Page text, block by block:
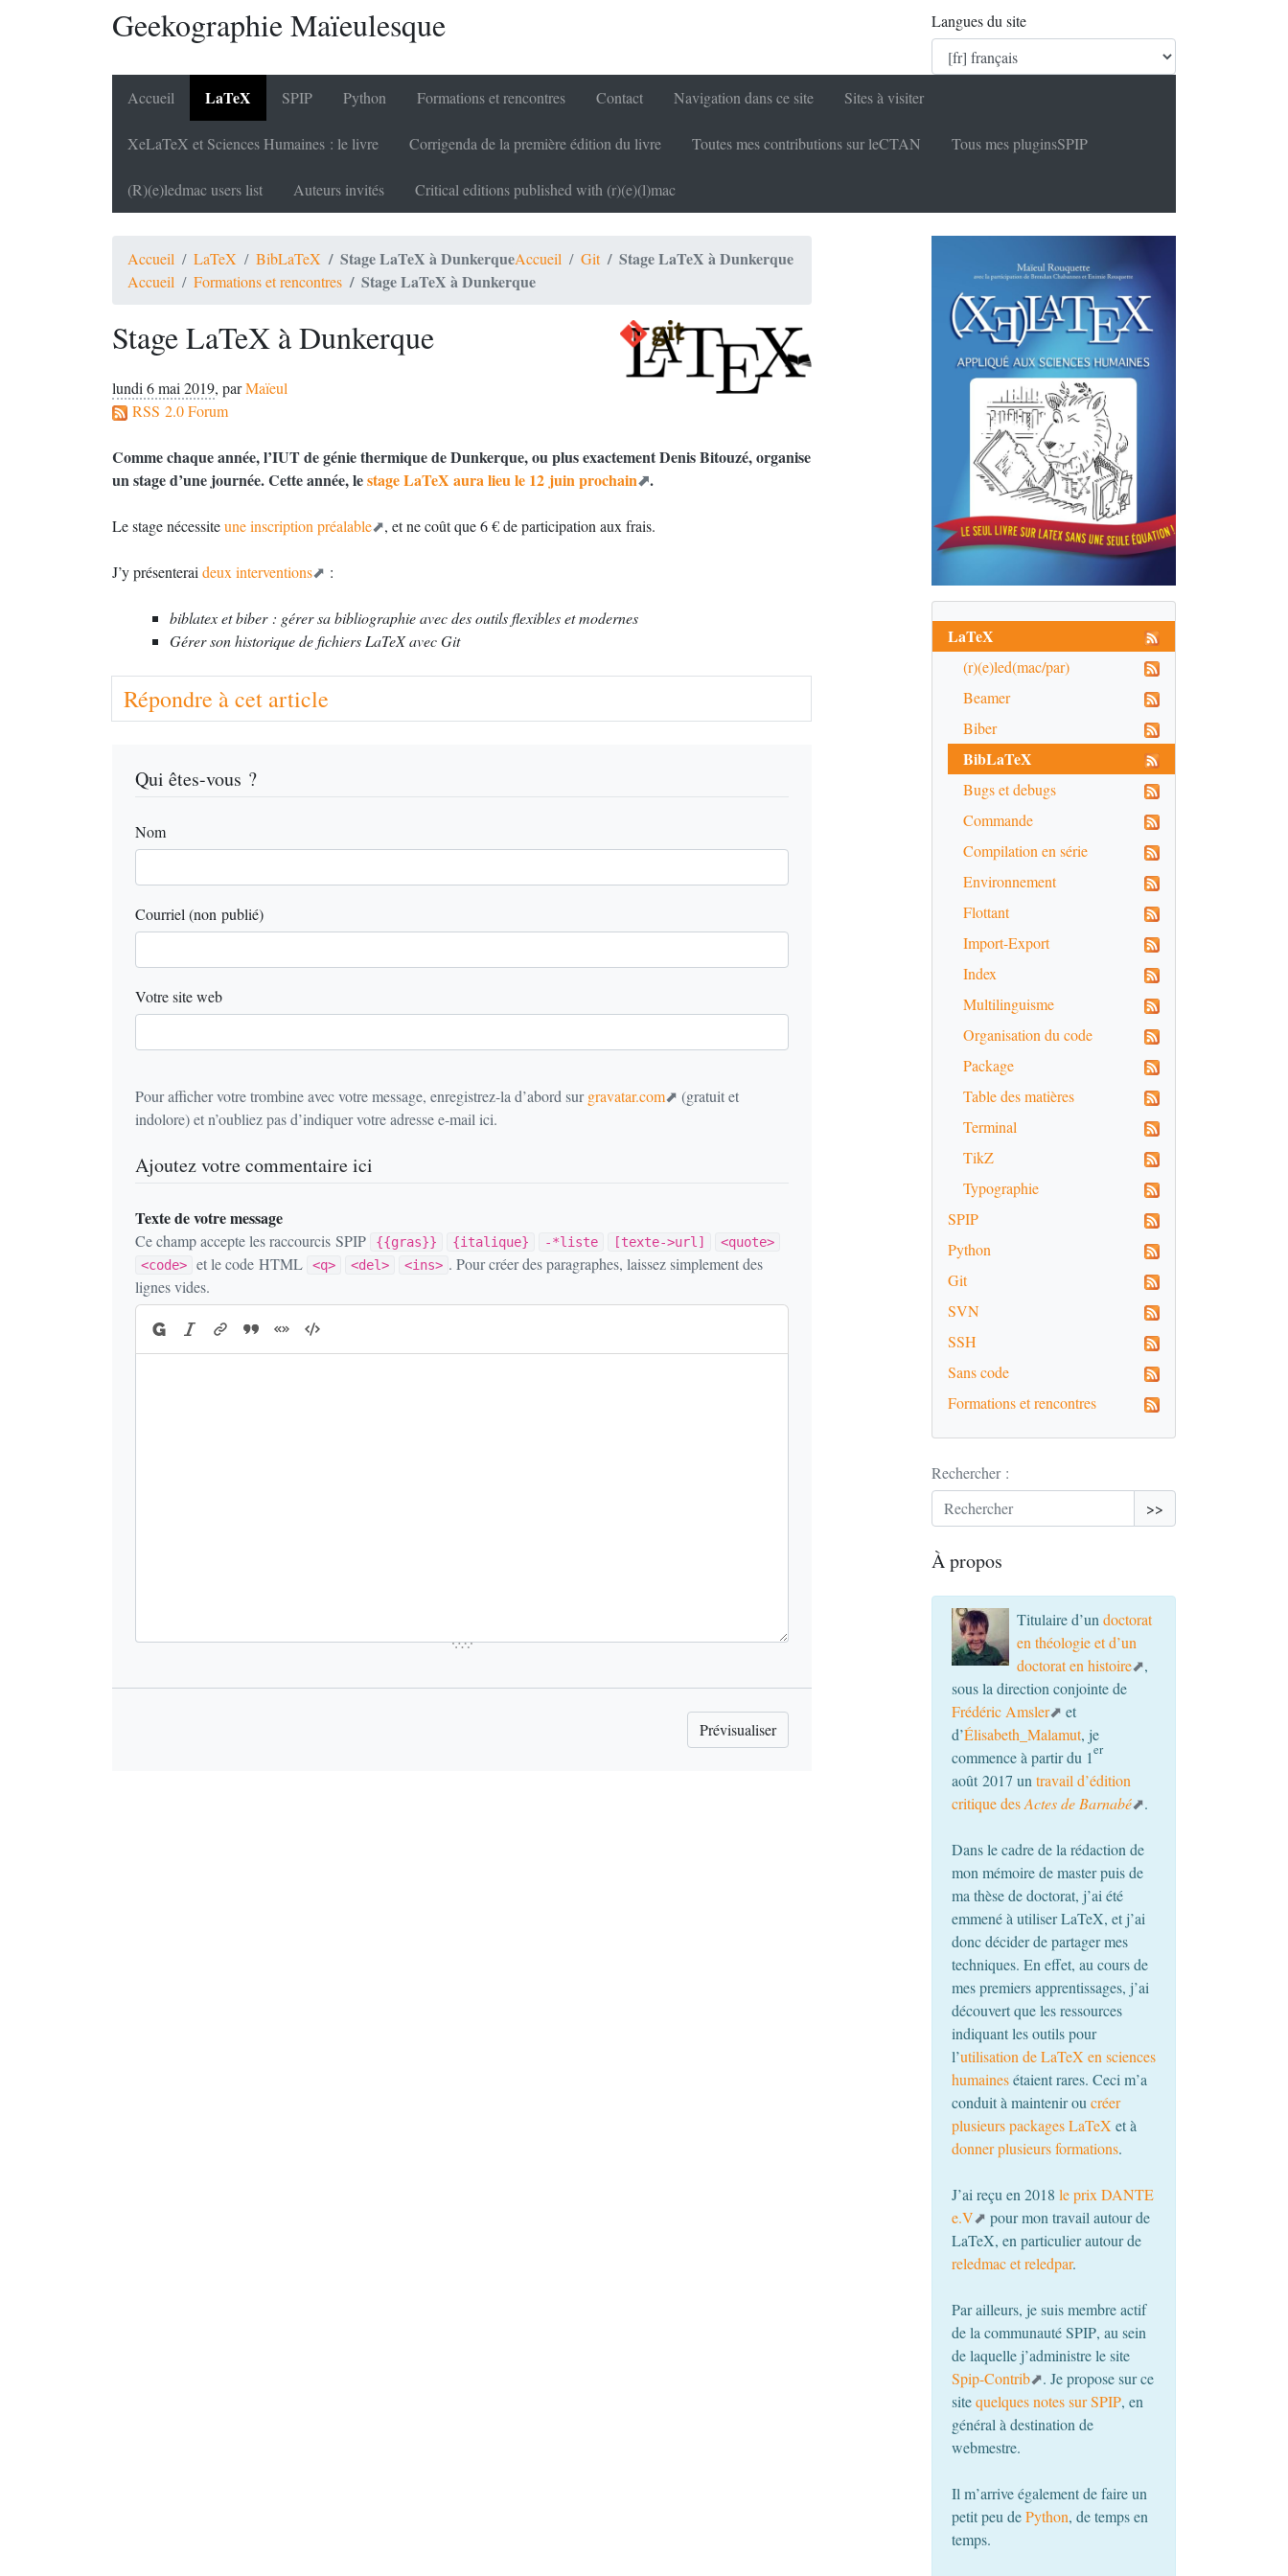
Geekographie Maïeulesque Langues du site
Accueil LaTeX SPIP Python Formations et rencontres Contact Navigation dans ce site Sites à visiter
XeLaTeX et Sciences Humaines : le livre Corrigenda de la première édition du livre Toutes mes contributions sur leCTAN Tous mes pluginsSPIP
(R)(e)ledmac users list Auteurs invités Critical editions published with (r)(e)(l)mac
Accueil LaTeX BibLaTeX Stage LaTeX à DunkerqueAccueil Git Stage LaTeX à Dunkerque
Accueil Formations et rencontres Stage LaTeX à Dunkerque
Stage LaTeX à Dunkerque
lundi 6 mai 2019, parMaïeul
RSS 2.0 Forum
Comme chaque année, l’IUTde génie thermique de Dunkerque, ou plus exactement Denis Bitouzé, organise
un stage d’une journée. Cette année, lestage LaTeX aura lieu le 12 juin prochain .
Le stage nécessiteune inscription préalable , et ne coût que 6 € de participation aux frais.
J’y présenterai deux interventions :
biblatex et biber : gérer sa bibliographie avec des outils ﬂexibles et modernes
Gérer son historique de ﬁchiers LaTeX avec Git
Répondre à cet article
Qui êtes-vous ?
Nom
Courriel (non publié)
Votre site web
Pour afficher votre trombine avec votre message, enregistrez-la d’abord surgravatar.com
(gratuit et
indolore) et n’oubliez pas d’indiquer votre adresse e-mail ici.
Ajoutez votre commentaire ici
Texte de votre message
Ce champ accepte les raccourcis SPIP {{gras}} {italique} -*liste [texte->url]
<quote>
<code>
et le code HTML <q> <del> <ins> . Pour créer des paragraphes, laissez simplement des
lignes vides.
LaTeX
(r)(e)led(mac/par)
Beamer
Biber
BibLaTeX
Bugs et debugs
Commande
Compilation en série
Environnement
Flottant
Import-Export
Index
Multilinguisme
Organisation du code
Package
Table des matières
Terminal
TikZ
Typographie
SPIP
Python
Git
SVN
SSH
Sans code
Formations et rencontres
Rechercher :
>>
À propos
Titulaire d’un doctorat
en théologie et d’un
doctorat en histoire
,
sous la direction conjointe de
Frédéric Amsler
et
d’Élisabeth_Malamut, je
commence à partir du 1er
août 2017 un travail d’édition
critique desActes de Barnabé .
Dans le cadre de la rédaction de
mon mémoire de master puis de
ma thèse de doctorat, j’ai été
emmené à utiliser LaTeX, et j’ai
donc décider de partager mes
techniques. En effet, au cours de
mes premiers apprentissages, j’ai
découvert que les ressources
indiquant les outils pour
l’utilisation de LaTeX en sciences
humainesétaient rares. Ceci m’a
conduit à maintenir ou créer
plusieurs packages LaTeX et à
donner plusieurs formations.
J’ai reçu en 2018 le prix DANTE
e.V
pour mon travail autour de
LaTeX, en particulier autour de
reledmac et reledpar.
Par ailleurs, je suis membre actif
de la communautéSPIP, au sein
de laquelle j’administre le site
Spip-Contrib
. Je propose sur ce
sitequelques notes surSPIP, en
général à destination de
webmestre.
Il m’arrive également de faire un
petit peu dePython, de temps en
temps.